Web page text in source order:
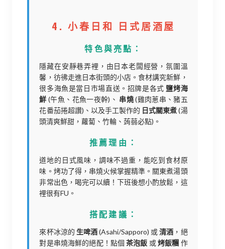
4. 小春日和 日式居酒屋
特色與亮點：
隱藏在安靜巷弄裡，由日本老闆經營，氛圍溫
馨，彷彿走進日本街頭的小店。食材講究新鮮，
很多海魚是當日市場直送。招牌是各式 鹽烤海
鮮 (午魚、花魚一夜幹)、 串燒(雞肉蔥串、豬五
花番茄捲超讚)、以及手工製作的 日式關東煮(湯
頭清爽鮮甜，蘿蔔、竹輪、蒟蒻必點)。
推薦理由：
道地的日式風味，調味不過重，能吃到食材原
味。烤功了得，串燒火候掌握精準。關東煮湯頭
非常出色，喝完可以續！下班後想小酌放鬆，這
裡很有FU。
搭配建議：
來杯冰涼的 生啤酒(Asahi/Sapporo) 或清酒 ，絕
對是串燒海鮮的絕配！點個茶泡飯 或烤飯糰 作